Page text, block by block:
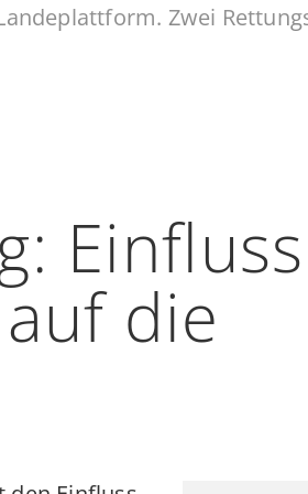
die